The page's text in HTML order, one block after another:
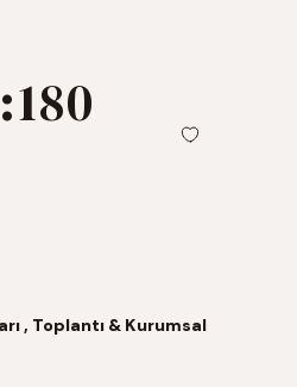
, Toplantı & Kurumsal